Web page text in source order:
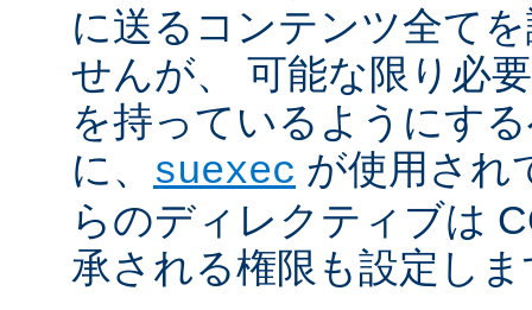
に送るコンテンツ全て
せんが、 可能な限り必
を持っているようにす
に、 suexec が使用され
らのディレクティブは
承される権限も設定し